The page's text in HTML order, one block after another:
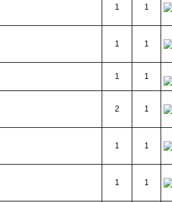
1 1
1 1
1 1
2 1
1 1
1 1